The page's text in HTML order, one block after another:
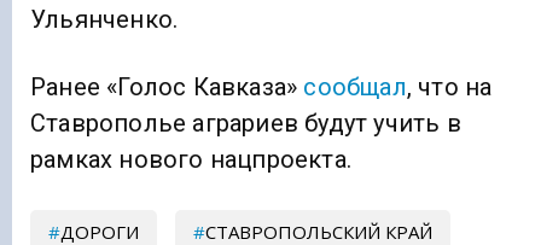
Ульянченко.
Ранее «Голос Кавказа» сообщал, что на
Ставрополье аграриев будут учить в
рамках нового нацпроекта.
ДОРОГИ СТАВРОПОЛЬСКИЙ КРАЙ